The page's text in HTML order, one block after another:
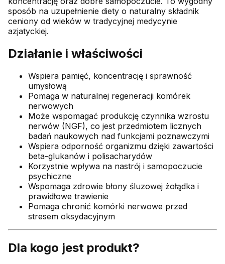
sposób na uzupełnienie diety o naturalny składnik
ceniony od wieków w tradycyjnej medycynie
azjatyckiej.
Działanie i właściwości
Wspiera pamięć, koncentrację i sprawność
umysłową
Pomaga w naturalnej regeneracji komórek
nerwowych
Może wspomagać produkcję czynnika wzrostu
nerwów (NGF), co jest przedmiotem licznych
badań naukowych nad funkcjami poznawczymi
Wspiera odporność organizmu dzięki zawartości
beta-glukanów i polisacharydów
Korzystnie wpływa na nastrój i samopoczucie
psychiczne
Wspomaga zdrowie błony śluzowej żołądka i
prawidłowe trawienie
Pomaga chronić komórki nerwowe przed
stresem oksydacyjnym
Dla kogo jest produkt?